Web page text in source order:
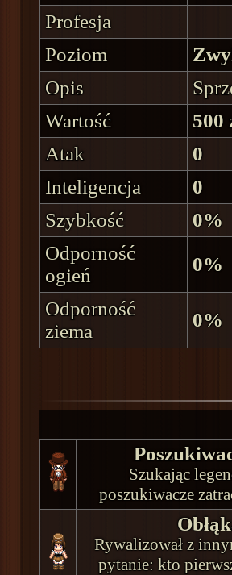
Profesja
Poziom
Opis
Wartość
500
Atak
0
Inteligencja
0
Szybkość
0%
Odporność
ogień
0%
Odporność
ziema
0%
Szukając
poszukiwacze
Rywalizował z
pytanie: kto